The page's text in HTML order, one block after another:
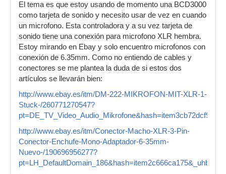
El tema es que estoy usando de momento una BCD3000
como tarjeta de sonido y necesito usar de vez en cuando
un microfono. Esta controladora y a su vez tarjeta de
sonido tiene una conexión para microfono XLR hembra.
Estoy mirando en Ebay y solo encuentro microfonos con
conexión de 6.35mm. Como no entiendo de cables y
conectores se me plantea la duda de si estos dos
artículos se llevarán bien:
http://www.ebay.es/itm/DM-222-MIKROFON-MIT-XLR-1-
Stuck-/260771270547?
http://www.ebay.es/itm/Conector-Macho-XLR-3-Pin-
Conector-Enchufe-Mono-Adaptador-6-35mm-
Nuevo-/190696956277?
pt=LH_DefaultDomain_186&hash=item2c666ca175&_uhb=1